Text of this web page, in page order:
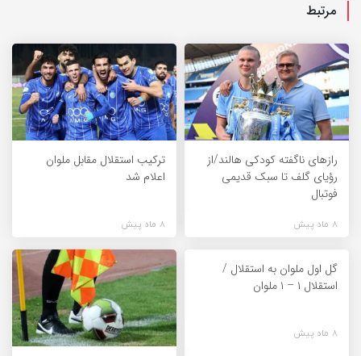
مرتبط
راز‌های ناگفته کودکی هالند/از
رؤیای گلف تا سبک قدیمی
فوتبال
8 ماه پیش
ترکیب استقلال مقابل ملوان
اعلام شد
8 ماه پیش
گل اول ملوان به استقلال /
استقلال ۱ – ۱ ملوان
8 ماه پیش